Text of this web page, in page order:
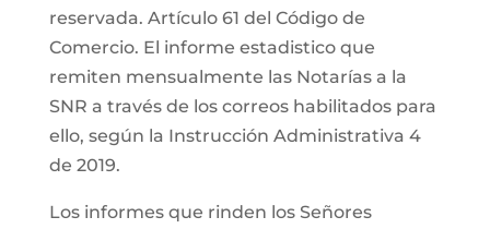
reservada. Artículo 61 del Código de
Comercio. El informe estadistico que
remiten mensualmente las Notarías a la
SNR a través de los correos habilitados para
ello, según la Instrucción Administrativa 4
de 2019.
Los informes que rinden los Señores